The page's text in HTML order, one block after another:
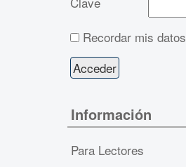
Recordar mis datos
Información
Para Lectores